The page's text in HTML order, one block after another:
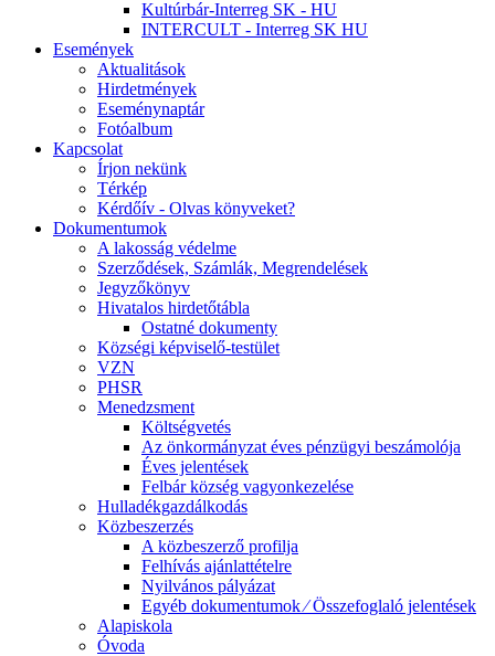
Kultúrbár-Interreg SK - HU
INTERCULT - Interreg SK HU
Események
Aktualitások
Hirdetmények
Eseménynaptár
Fotóalbum
Kapcsolat
Írjon nekünk
Térkép
Kérdőív - Olvas könyveket?
Dokumentumok
A lakosság védelme
Szerződések, Számlák, Megrendelések
Jegyzőkönyv
Hivatalos hirdetőtábla
Ostatné dokumenty
Községi képviselő-testület
VZN
PHSR
Menedzsment
Költségvetés
Az önkormányzat éves pénzügyi beszámolója
Éves jelentések
Felbár község vagyonkezelése
Hulladékgazdálkodás
Közbeszerzés
A közbeszerző profilja
Felhívás ajánlattételre
Nyilvános pályázat
Egyéb dokumentumok ⁄ Összefoglaló jelentések
Alapiskola
Óvoda